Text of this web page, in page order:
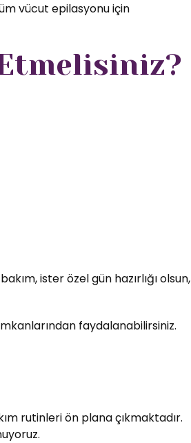
vücut epilasyonu için
ister özel gün hazırlığı olsun,
faydalanabilirsiniz.
rutinleri ön plana çıkmaktadır.